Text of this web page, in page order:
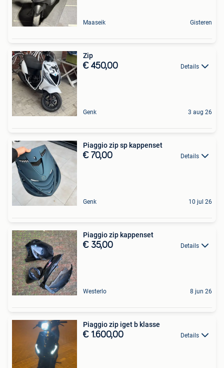
Maaseik Gisteren
Zip
€ 450,00 Details
Genk 3 aug 26
Piaggio zip sp kappenset
€ 70,00 Details
Genk 10 jul 26
Piaggio zip kappenset
€ 35,00 Details
Westerlo 8 jun 26
Piaggio zip iget b klasse
€ 1.600,00 Details